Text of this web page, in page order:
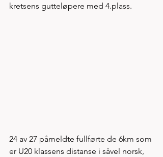
kretsens gutteløpere med 4.plass.
24 av 27 påmeldte fullførte de 6km som
er U20 klassens distanse i såvel norsk,